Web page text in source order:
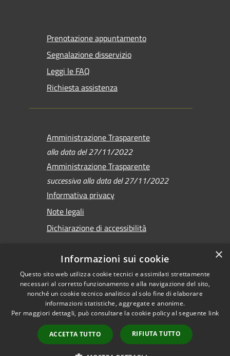
Prenotazione appuntamento
Segnalazione disservizio
Leggi le FAQ
Richiesta assistenza
Amministrazione Trasparente
alla data del 27/11/2022
Amministrazione Trasparente
successiva alla data del 27/11/2022
Informativa privacy
Note legali
Dichiarazione di accessibilità
RSS
Accessibilità
Privacy
Cookie
Mappa del sito
Versione
Copyright © 2026 •
Comune di Sirmione •
Powered by
Municipium•
Accesso redazione
×
Informazioni sui cookie
Questo sito web utilizza cookie tecnici e assimilati strettamente
necessari al corretto funzionamento e alla navigazione del sito,
nonché un cookie tecnico analitico al solo fine di elaborare
informazioni statistiche, aggregate e anonime.
Per maggiori dettagli, può consultare la cookie policy al seguente link
ACCETTA TUTTO RIFIUTA TUTTO